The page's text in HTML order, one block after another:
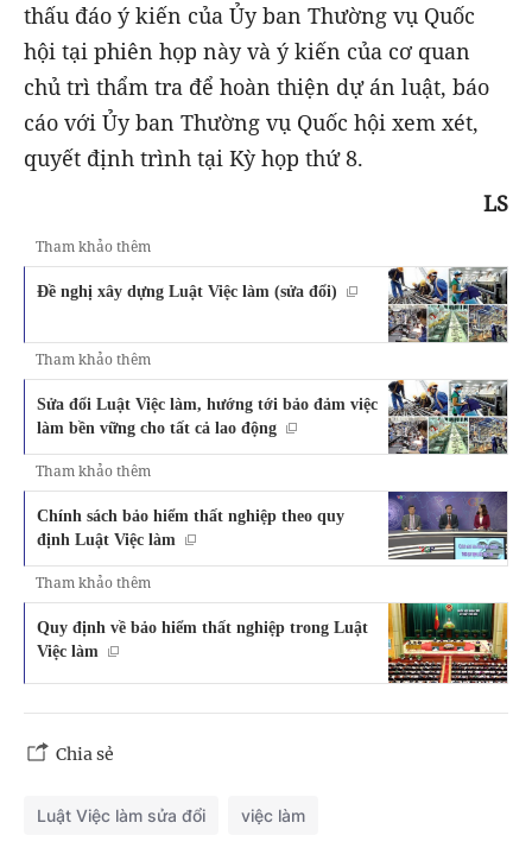
thấu đáo ý kiến của Ủy ban Thường vụ Quốc
hội tại phiên họp này và ý kiến của cơ quan
chủ trì thẩm tra để hoàn thiện dự án luật, báo
cáo với Ủy ban Thường vụ Quốc hội xem xét,
quyết định trình tại Kỳ họp thứ 8.
LS
Tham khảo thêm
Đề nghị xây dựng Luật Việc làm (sửa đổi)
Tham khảo thêm
Sửa đổi Luật Việc làm, hướng tới bảo đảm việc
làm bền vững cho tất cả lao động
Tham khảo thêm
Chính sách bảo hiểm thất nghiệp theo quy
định Luật Việc làm
Tham khảo thêm
Quy định về bảo hiểm thất nghiệp trong Luật
Việc làm
Chia sẻ
Luật Việc làm sửa đổi việc làm